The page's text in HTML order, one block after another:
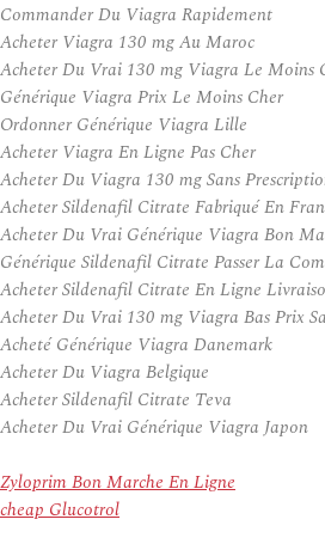
Commander Du Viagra Rapidement
Acheter Viagra 130 mg Au Maroc
Acheter Du Vrai 130 mg Viagra Le Moins
Générique Viagra Prix Le Moins Cher
Ordonner Générique Viagra Lille
Acheter Viagra En Ligne Pas Cher
Acheter Du Viagra 130 mg Sans
Acheter Sildenafil Citrate Fabriqué En
Acheter Du Vrai Générique Viagra Bon
Générique Sildenafil Citrate Passer La
Acheter Sildenafil Citrate En Ligne
Acheter Du Vrai 130 mg Viagra Bas Prix
Acheté Générique Viagra Danemark
Acheter Du Viagra Belgique
Acheter Sildenafil Citrate Teva
Acheter Du Vrai Générique Viagra Japon
Zyloprim Bon Marche En Ligne
cheap Glucotrol